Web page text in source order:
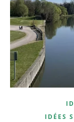
IDÉES